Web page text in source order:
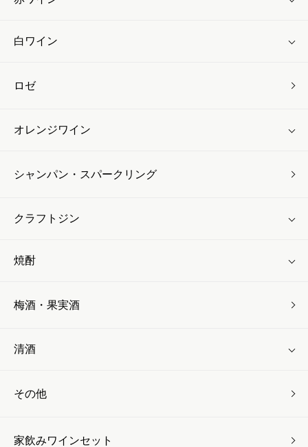
白ワイン
ロゼ
オレンジワイン
シャンパン・スパークリング
クラフトジン
焼酎
梅酒・果実酒
清酒
その他
家飲みワインセット